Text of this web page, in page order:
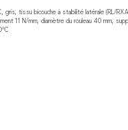
tissu bicouche à stabilité latérale (RL/
11 N/mm, diamètre du rouleau 40 mm,